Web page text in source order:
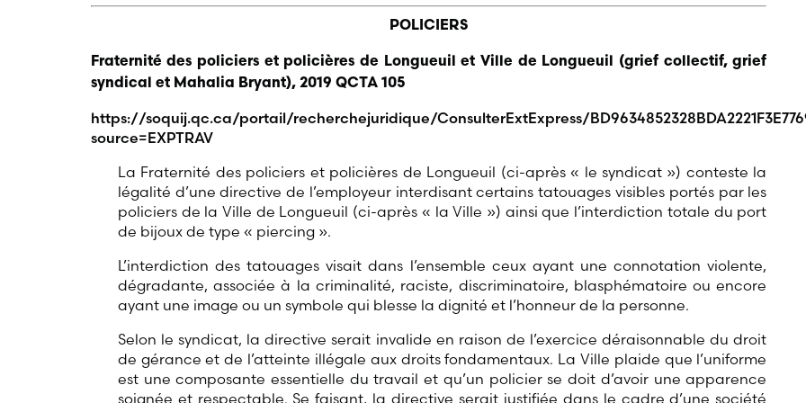
POLICIERS
Fraternité des policiers et policières de Longueuil et Ville de Longueuil (grief collectif, grief
syndical et Mahalia Bryant), 2019 QCTA 105
https://soquij.qc.ca/portail/recherchejuridique/ConsulterExtExpress/
source=EXPTRAV
La Fraternité des policiers et policières de Longueuil (ci-après « le syndicat ») conteste la
légalité d’une directive de l’employeur interdisant certains tatouages visibles portés par les
policiers de la Ville de Longueuil (ci-après « la Ville ») ainsi que l’interdiction totale du port
de bijoux de type « piercing ».
L’interdiction des tatouages visait dans l’ensemble ceux ayant une connotation violente,
dégradante, associée à la criminalité, raciste, discriminatoire, blasphématoire ou encore
ayant une image ou un symbole qui blesse la dignité et l’honneur de la personne.
Selon le syndicat, la directive serait invalide en raison de l’exercice déraisonnable du droit
de gérance et de l’atteinte illégale aux droits fondamentaux. La Ville plaide que l’uniforme
est une composante essentielle du travail et qu’un policier se doit d’avoir une apparence
soignée et respectable. Se faisant, la directive serait justifiée dans le cadre d’une société